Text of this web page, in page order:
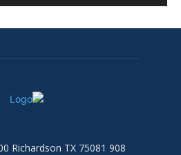
908 Audelia Rd Ste 200 Box 200 Richardson TX 75081